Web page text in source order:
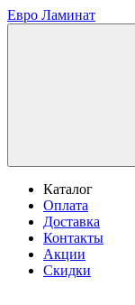
Евро Ламинат
Каталог
Оплата
Доставка
Контакты
Акции
Скидки